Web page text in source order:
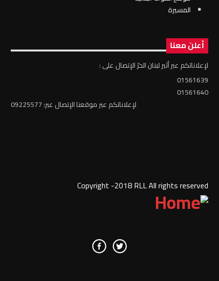
المسيرة
أعلن معنا
لإعلاناتكم عبر أثير لبنان الحرّ الإتصال على :
01561639
01561640
لإعلاناتكم عبر موقعنا الإتصال عبر: 09225577
Copyright -2018 RLL All rights reserved